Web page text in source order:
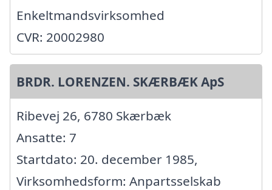
Enkeltmandsvirksomhed
CVR: 20002980
BRDR. LORENZEN. SKÆRBÆK ApS
Ribevej 26, 6780 Skærbæk
Ansatte: 7
Startdato: 20. december 1985,
Virksomhedsform: Anpartsselskab